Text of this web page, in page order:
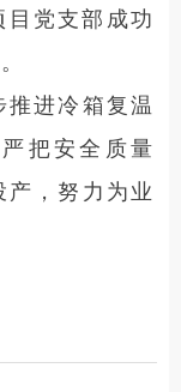
党支部成功
进冷箱复温
把安全质量
，努力为业